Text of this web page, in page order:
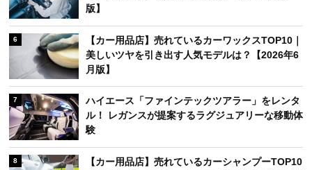
版】
6
【カー用品店】売れているカーワックスTOP10｜
美しいツヤを引き出す人気モデルは？【2026年6
月版】
7
ハイエース「ファインテックツアラー」をレンタ
ル！ レガンスが提案するラグジュアリーな移動体
験
8
【カー用品店】売れているカーシャンプーTOP10